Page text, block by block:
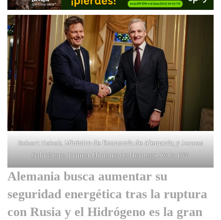
Robert Habek,Ministro de Economía de Alemania, yJonnas
Gahr Store, Primer Ministro de Noruega. Foto: DW.
Alemania busca aumentar su
seguridad energética tras la ruptura
con Rusia y el Hidrógeno es la gran